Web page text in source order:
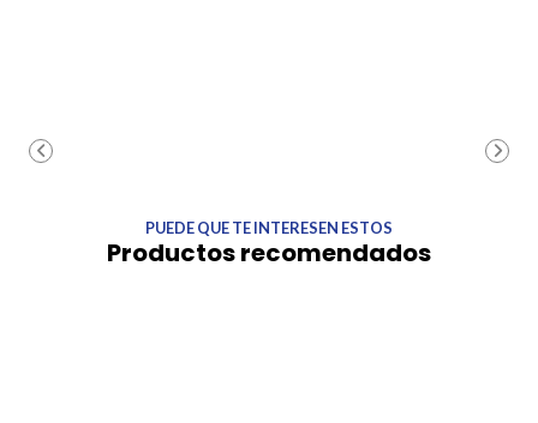
PUEDE QUE TE INTERESEN ESTOS
Productos recomendados